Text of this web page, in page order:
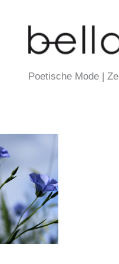
Poetische Mode |